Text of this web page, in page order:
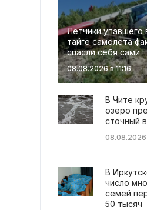
Лётчики упавшего
тайге самолёта
спасли себя сами
08.08.2026 в 11:16
В Чите
озеро
сточный
08.08.2026
В
число
семей
50 тысяч